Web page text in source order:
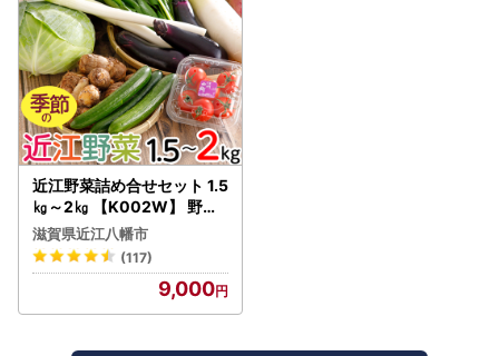
近江野菜詰め合せセット 1.5
㎏～2㎏ 【K002W】 野菜
旬 新鮮
滋賀県近江八幡市
(117)
9,000